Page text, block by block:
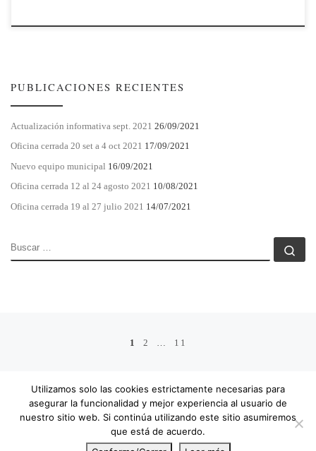
PUBLICACIONES RECIENTES
Actualización informativa sept. 2021 26/09/2021
Oficina cerrada 20 set a 4 oct 2021 17/09/2021
Nuevo equipo municipal 16/09/2021
Oficina cerrada 12 al 24 agosto 2021 10/08/2021
Oficina cerrada 19 al 27 julio 2021 14/07/2021
BUSCAR
Navegación de entradas
1 2 … 11
APME– Todos los derechos reservados
Utilizamos solo las cookies estrictamente necesarias para
asegurar la funcionalidad y mejor experiencia al usuario de
nuestro sitio web. Si continúa utilizando este sitio asumiremos
que está de acuerdo.